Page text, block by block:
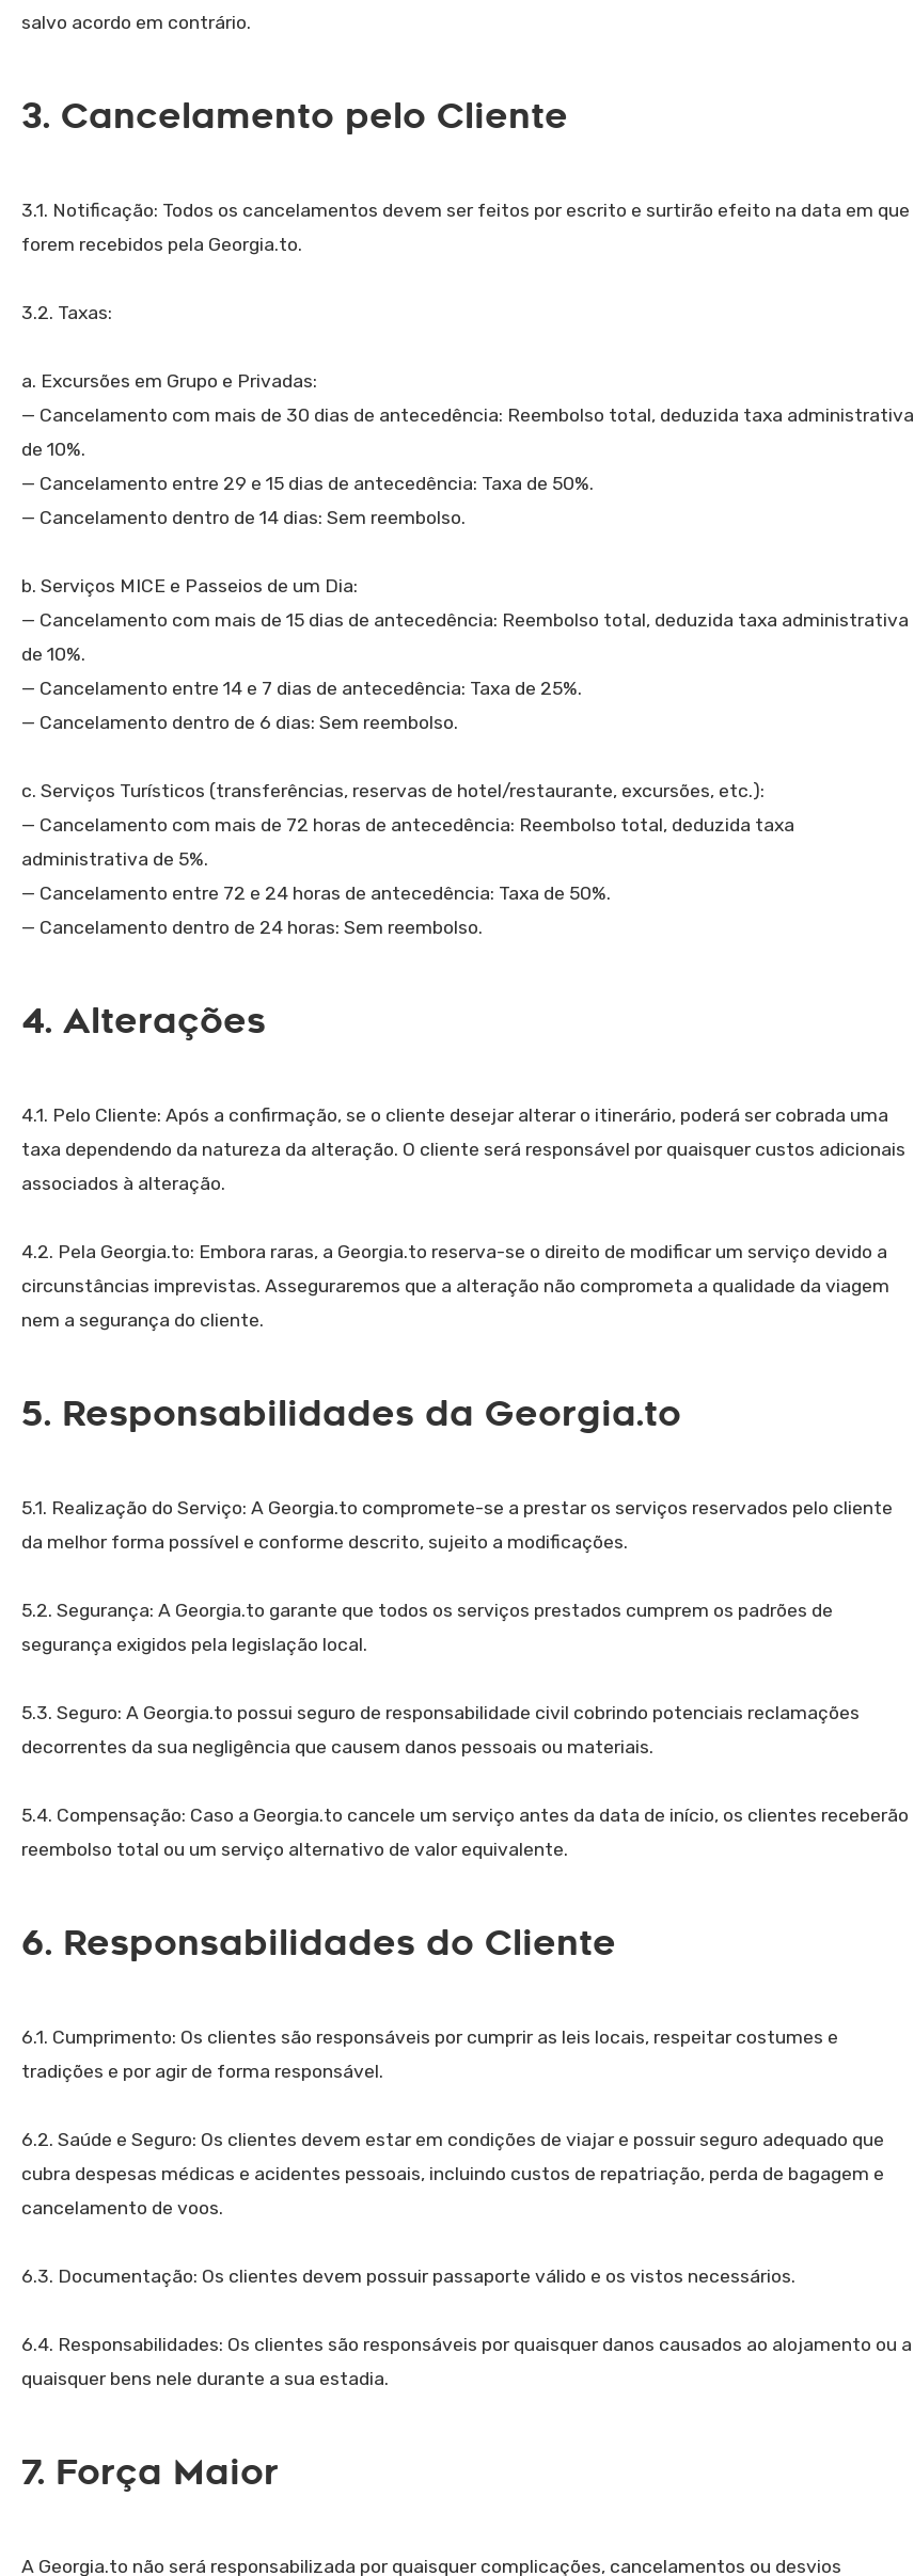
salvo acordo em contrário.
3. Cancelamento pelo Cliente
3.1. Notificação: Todos os cancelamentos devem ser feitos por escrito e surtirão efeito na data em que
forem recebidos pela Georgia.to.
3.2. Taxas:
a. Excursões em Grupo e Privadas:
— Cancelamento com mais de 30 dias de antecedência: Reembolso total, deduzida taxa administrativa
de 10%.
— Cancelamento entre 29 e 15 dias de antecedência: Taxa de 50%.
— Cancelamento dentro de 14 dias: Sem reembolso.
b. Serviços MICE e Passeios de um Dia:
— Cancelamento com mais de 15 dias de antecedência: Reembolso total, deduzida taxa administrativa
de 10%.
— Cancelamento entre 14 e 7 dias de antecedência: Taxa de 25%.
— Cancelamento dentro de 6 dias: Sem reembolso.
c. Serviços Turísticos (transferências, reservas de hotel/restaurante, excursões, etc.):
— Cancelamento com mais de 72 horas de antecedência: Reembolso total, deduzida taxa
administrativa de 5%.
— Cancelamento entre 72 e 24 horas de antecedência: Taxa de 50%.
— Cancelamento dentro de 24 horas: Sem reembolso.
4. Alterações
4.1. Pelo Cliente: Após a confirmação, se o cliente desejar alterar o itinerário, poderá ser cobrada uma
taxa dependendo da natureza da alteração. O cliente será responsável por quaisquer custos adicionais
associados à alteração.
4.2. Pela Georgia.to: Embora raras, a Georgia.to reserva-se o direito de modificar um serviço devido a
circunstâncias imprevistas. Asseguraremos que a alteração não comprometa a qualidade da viagem
nem a segurança do cliente.
5. Responsabilidades da Georgia.to
5.1. Realização do Serviço: A Georgia.to compromete-se a prestar os serviços reservados pelo cliente
da melhor forma possível e conforme descrito, sujeito a modificações.
5.2. Segurança: A Georgia.to garante que todos os serviços prestados cumprem os padrões de
segurança exigidos pela legislação local.
5.3. Seguro: A Georgia.to possui seguro de responsabilidade civil cobrindo potenciais reclamações
decorrentes da sua negligência que causem danos pessoais ou materiais.
5.4. Compensação: Caso a Georgia.to cancele um serviço antes da data de início, os clientes receberão
reembolso total ou um serviço alternativo de valor equivalente.
6. Responsabilidades do Cliente
6.1. Cumprimento: Os clientes são responsáveis por cumprir as leis locais, respeitar costumes e
tradições e por agir de forma responsável.
6.2. Saúde e Seguro: Os clientes devem estar em condições de viajar e possuir seguro adequado que
cubra despesas médicas e acidentes pessoais, incluindo custos de repatriação, perda de bagagem e
cancelamento de voos.
6.3. Documentação: Os clientes devem possuir passaporte válido e os vistos necessários.
6.4. Responsabilidades: Os clientes são responsáveis por quaisquer danos causados ao alojamento ou a
quaisquer bens nele durante a sua estadia.
7. Força Maior
A Georgia.to não será responsabilizada por quaisquer complicações, cancelamentos ou desvios